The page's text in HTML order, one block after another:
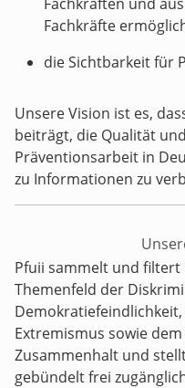
Fachkräfte
die Sichtbarkeit für
Unsere Vision ist es,
beiträgt, die Qualität
Präventionsarbeit in
zu Informationen zu
Pfuii sammelt und
Themenfeld der
Extremismus sowie
Zusammenhalt und
gebündelt frei